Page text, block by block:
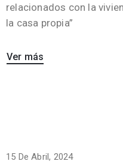
relacionados con la
la casa propia”
Ver más
15 De Abril, 2024